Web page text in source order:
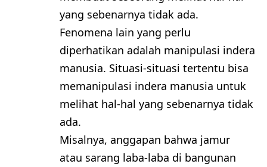
yang sebenarnya tidak ada.
Fenomena lain yang perlu
diperhatikan adalah manipulasi indera
manusia. Situasi-situasi tertentu bisa
memanipulasi indera manusia untuk
melihat hal-hal yang sebenarnya tidak
ada.
Misalnya, anggapan bahwa jamur
atau sarang laba-laba di bangunan